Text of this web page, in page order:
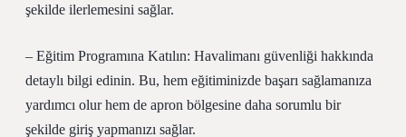
şekilde ilerlemesini sağlar.
– Eğitim Programına Katılın: Havalimanı güvenliği hakkında
detaylı bilgi edinin. Bu, hem eğitiminizde başarı sağlamanıza
yardımcı olur hem de apron bölgesine daha sorumlu bir
şekilde giriş yapmanızı sağlar.